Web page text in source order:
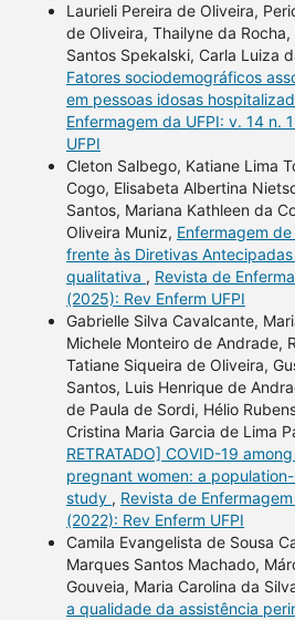
Laurieli Pereira de Oliveira,
de Oliveira, Thailyne da
Santos Spekalski, Carla Luiza
Fatores sociodemográficos
em pessoas idosas
Enfermagem da UFPI: v. 14 n.
UFPI
Cleton Salbego, Katiane Lima
Cogo, Elisabeta Albertina
Santos, Mariana Kathleen da
Oliveira Muniz, Enfermagem
frente às Diretivas
qualitativa , Revista de
(2025): Rev Enferm UFPI
Gabrielle Silva Cavalcante,
Michele Monteiro de Andrade,
Tatiane Siqueira de Oliveira,
Santos, Luis Henrique de
de Paula de Sordi, Hélio
Cristina Maria Garcia de Lima
RETRATADO] COVID-19
pregnant women: a
study , Revista de
(2022): Rev Enferm UFPI
Camila Evangelista de Sousa
Marques Santos Machado,
Gouveia, Maria Carolina da
a qualidade da assistência